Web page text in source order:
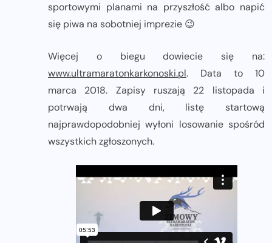
sportowymi planami na przyszłość albo napić
się piwa na sobotniej imprezie 😉
Więcej o biegu dowiecie się na:
www.ultramaratonkarkonoski.pl. Data to 10
marca 2018. Zapisy ruszają 22 listopada i
potrwają dwa dni, listę startową
najprawdopodobniej wyłoni losowanie spośród
wszystkich zgłoszonych.